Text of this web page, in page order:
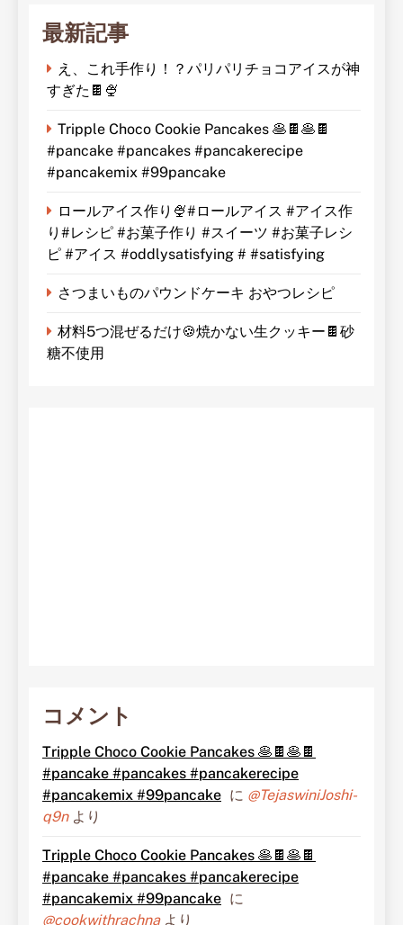
最新記事
え、これ手作り！？パリパリチョコアイスが神
すぎた🍫🍨
Tripple Choco Cookie Pancakes 🥞🍫🥞🍫
#pancake #pancakes #pancakerecipe
#pancakemix #99pancake
ロールアイス作り🍨#ロールアイス #アイス作
り#レシピ #お菓子作り #スイーツ #お菓子レシ
ピ #アイス #oddlysatisfying # #satisfying⁠
さつまいものパウンドケーキ おやつレシピ
材料5つ混ぜるだけ🍪焼かない生クッキー🍫砂
糖不使用
コメント
Tripple Choco Cookie Pancakes 🥞🍫🥞🍫
#pancake #pancakes #pancakerecipe
#pancakemix #99pancake に @TejaswiniJoshi-
q9nより
Tripple Choco Cookie Pancakes 🥞🍫🥞🍫
#pancake #pancakes #pancakerecipe
#pancakemix #99pancake に
@cookwithrachnaより